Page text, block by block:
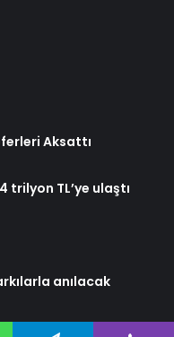
Aksattı
trilyon TL’ye ulaştı
anılacak